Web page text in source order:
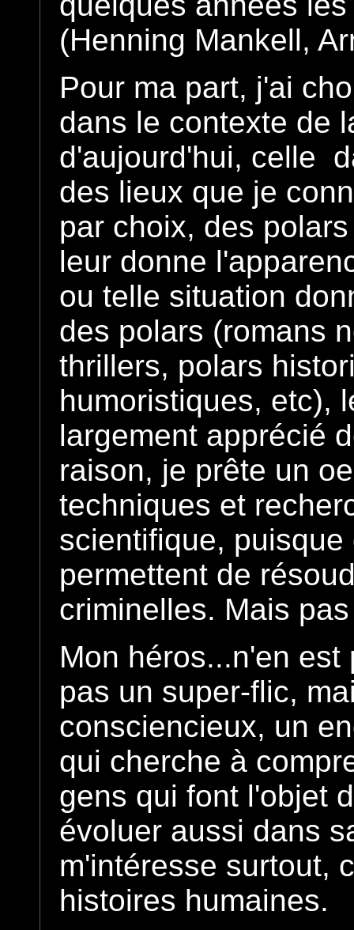
(Henning Mankell,
Pour ma part, j'ai
dans le contexte de
d'aujourd'hui, celle
des lieux que je
par choix, des
leur donne
ou telle situation
des polars (romans
thrillers, polars
humoristiques, etc),
largement apprécié
raison, je prête un
techniques et
scientifique,
permettent de
criminelles. Mais
Mon héros...n'en
pas un super-flic,
consciencieux, un
qui cherche à
gens qui font l'objet
évoluer aussi dans
m'intéresse surtout,
histoires humaines.